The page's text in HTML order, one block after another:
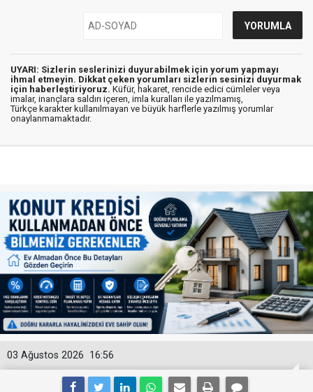
UYARI: Sizlerin seslerinizi duyurabilmek için yorum yapmayı
ihmal etmeyin. Dikkat çeken yorumları sizlerin sesinizi duyurmak
için haberleştiriyoruz. Küfür, hakaret, rencide edici cümleler veya
imalar, inançlara saldırı içeren, imla kuralları ile yazılmamış,
Türkçe karakter kullanılmayan ve büyük harflerle yazılmış yorumlar
onaylanmamaktadır.
16:56
03 Ağustos 2026